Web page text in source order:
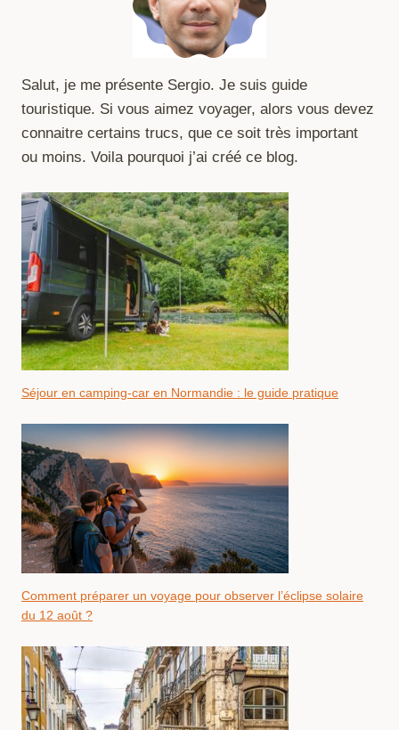
Salut, je me présente Sergio. Je suis guide
touristique. Si vous aimez voyager, alors vous devez
connaitre certains trucs, que ce soit très important
ou moins. Voila pourquoi j’ai créé ce blog.
Séjour en camping-car en Normandie : le guide pratique
Comment préparer un voyage pour observer l’éclipse solaire
du 12 août ?